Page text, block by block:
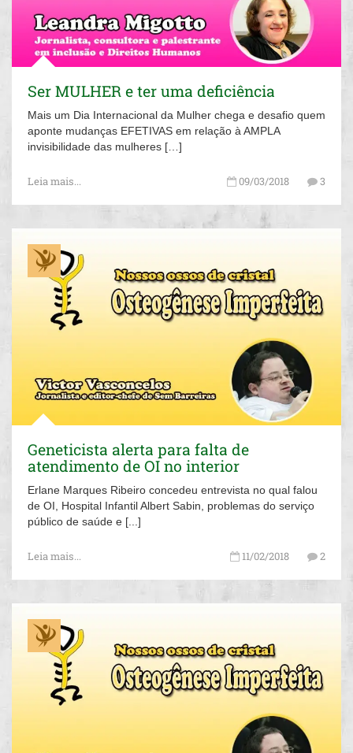
Ser MULHER e ter uma deficiência
Mais um Dia Internacional da Mulher chega e desafio quem
aponte mudanças EFETIVAS em relação à AMPLA
invisibilidade das mulheres […]
Leia mais... 09/03/2018 3
Geneticista alerta para falta de
atendimento de OI no interior
Erlane Marques Ribeiro concedeu entrevista no qual falou
de OI, Hospital Infantil Albert Sabin, problemas do serviço
público de saúde e [...]
Leia mais... 11/02/2018 2